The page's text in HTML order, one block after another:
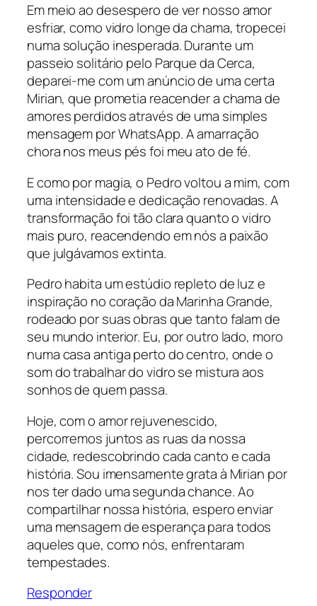
Em meio ao desespero de ver nosso amor
esfriar, como vidro longe da chama, tropecei
numa solução inesperada. Durante um
passeio solitário pelo Parque da Cerca,
deparei-me com um anúncio de uma certa
Mirian, que prometia reacender a chama de
amores perdidos através de uma simples
mensagem por WhatsApp. A amarração
chora nos meus pés foi meu ato de fé.
E como por magia, o Pedro voltou a mim, com
uma intensidade e dedicação renovadas. A
transformação foi tão clara quanto o vidro
mais puro, reacendendo em nós a paixão
que julgávamos extinta.
Pedro habita um estúdio repleto de luz e
inspiração no coração da Marinha Grande,
rodeado por suas obras que tanto falam de
seu mundo interior. Eu, por outro lado, moro
numa casa antiga perto do centro, onde o
som do trabalhar do vidro se mistura aos
sonhos de quem passa.
Hoje, com o amor rejuvenescido,
percorremos juntos as ruas da nossa
cidade, redescobrindo cada canto e cada
história. Sou imensamente grata à Mirian por
nos ter dado uma segunda chance. Ao
compartilhar nossa história, espero enviar
uma mensagem de esperança para todos
aqueles que, como nós, enfrentaram
tempestades.
Responder